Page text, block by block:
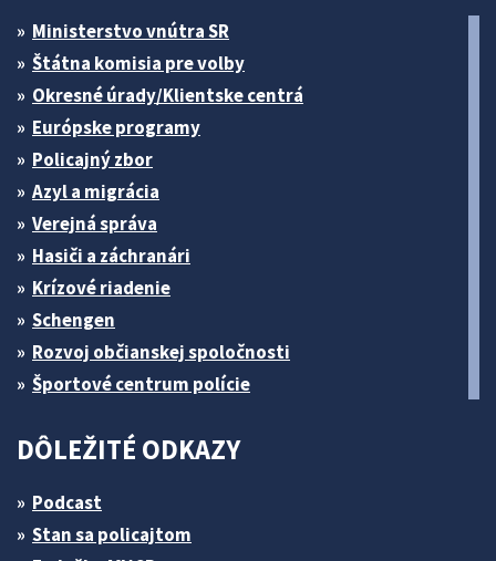
Ministerstvo vnútra SR
Štátna komisia pre volby
Okresné úrady/Klientske centrá
Európske programy
Policajný zbor
Azyl a migrácia
Verejná správa
Hasiči a záchranári
Krízové riadenie
Schengen
Rozvoj občianskej spoločnosti
Športové centrum polície
DÔLEŽITÉ ODKAZY
Podcast
Stan sa policajtom